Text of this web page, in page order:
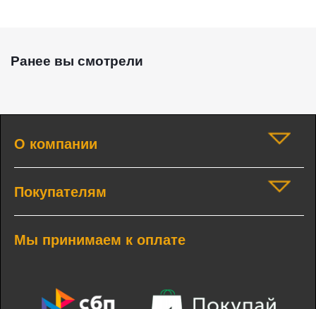
Ранее вы смотрели
О компании
Покупателям
Мы принимаем к оплате